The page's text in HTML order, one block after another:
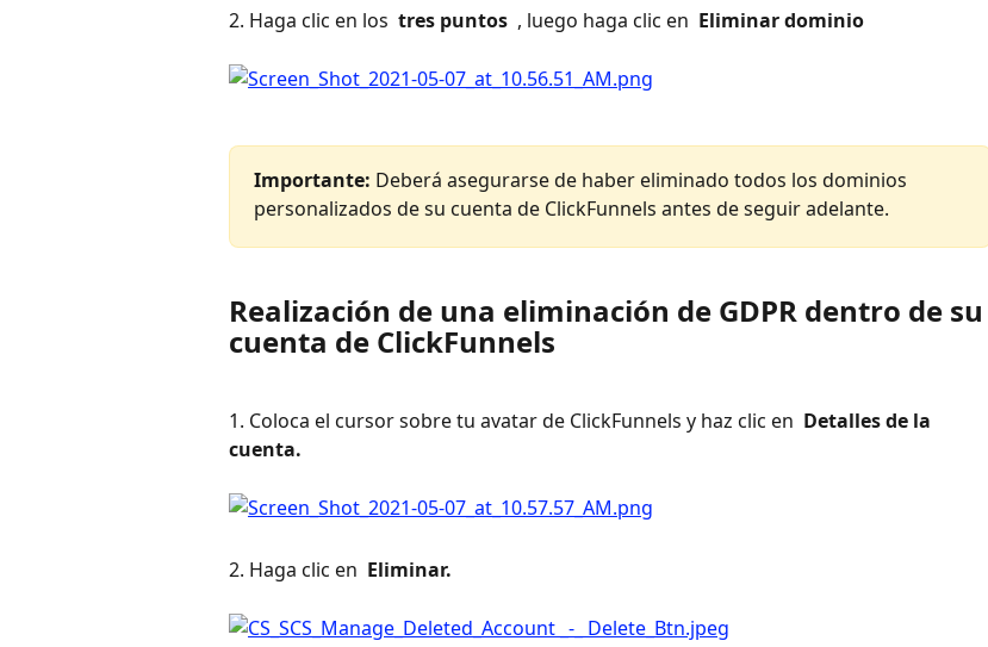
2. Haga clic en los tres puntos , luego haga clic en Eliminar dominio
Importante: Deberá asegurarse de haber eliminado todos los dominios
personalizados de su cuenta de ClickFunnels antes de seguir adelante.
Realización de una eliminación de GDPR dentro de su
cuenta de ClickFunnels
1. Coloca el cursor sobre tu avatar de ClickFunnels y haz clic en Detalles de la
cuenta.
2. Haga clic en Eliminar.